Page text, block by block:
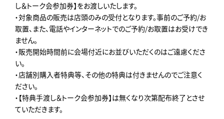
し＆トーク会参加券】をお渡しいたします。
・対象商品の販売は店頭のみの受付となります。事前のご予約/お
取置、また、電話やインターネットでのご予約/お取置はお受けでき
ません。
・販売開始時間前に会場付近にお並びいただくのはご遠慮くださ
い。
・店舗別購入者特典等、その他の特典は付きませんのでご注意く
ださい。
・【特典手渡し＆トーク会参加券】は無くなり次第配布終了とさせ
ていただきます。